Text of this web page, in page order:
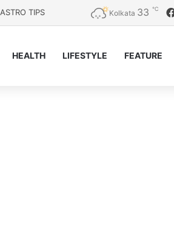
ASTRO TIPS Kolkata 33 ℃
HEALTH LIFESTYLE FEATURE